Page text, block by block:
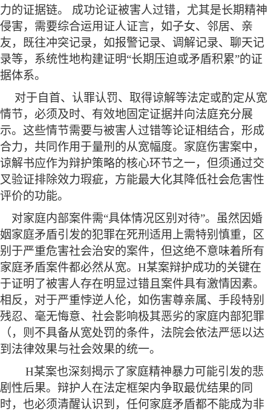
力的证据链。
成功论证被害人过错，尤其是长期精神
侵害，需要综合运用证人证言，如子女、邻居、亲
友，既往冲突记录，如报警记录、调解记录、聊天记
录等，系统性地构建证明“长期压迫或矛盾积累”的证
据体系。
对于自首、认罪认罚、取得谅解等法定或酌定从宽
情节，必须及时、有效地固定证据并向法庭充分展
示。这些情节需要与被害人过错等论证相结合，形成
合力，共同作用于量刑的从宽幅度。家庭伤害案中，
谅解书应作为辩护策略的核心环节之一，但须通过交
叉验证排除效力瑕疵，方能最大化其降低社会危害性
评价的功能。
对家庭内部案件需“具体情况区别对待”。虽然因婚
姻家庭矛盾引发的犯罪在死刑适用上需特别慎重，区
别于严重危害社会治安的案件，但这绝不意味着所有
家庭矛盾案件都必然从宽。H某案辩护成功的关键在
于证明了被害人存在明显过错且案件具有激情因素。
相反，对于严重悖逆人伦，如伤害尊亲属、手段特别
残忍、毫无悔意、社会影响极其恶劣的家庭内部犯罪
（，则不具备从宽处罚的条件，法院会依法严惩以达
到法律效果与社会效果的统一。
H某案也深刻揭示了家庭精神暴力可能引发的悲
剧性后果。辩护人在法定框架内争取最优结果的同
时，也必须清醒认识到，任何家庭矛盾都不能成为非